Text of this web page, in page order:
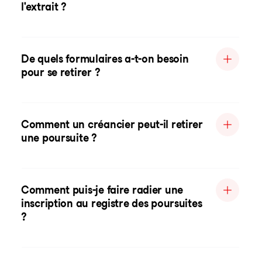
l'extrait ?
De quels formulaires a-t-on besoin
pour se retirer ?
Comment un créancier peut-il retirer
une poursuite ?
Comment puis-je faire radier une
inscription au registre des poursuites
?